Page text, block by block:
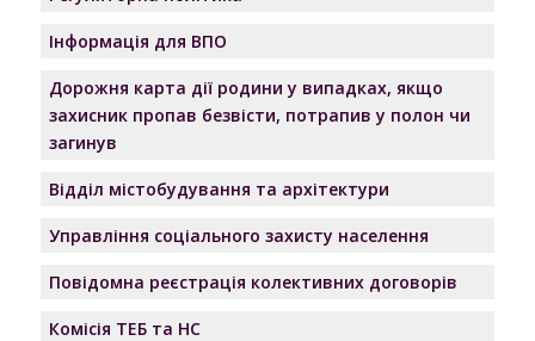
Інформація для ВПО
Дорожня карта дії родини у випадках, якщо
захисник пропав безвісти, потрапив у полон чи
загинув
Відділ містобудування та архітектури
Управління соціального захисту населення
Повідомна реєстрація колективних договорів
Комісія ТЕБ та НС